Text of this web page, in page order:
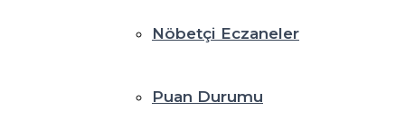
Nöbetçi Eczaneler
Puan Durumu